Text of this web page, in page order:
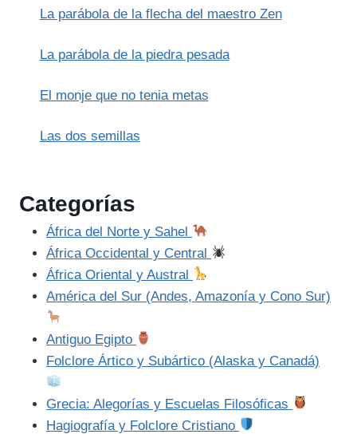
La parábola de la flecha del maestro Zen
La parábola de la piedra pesada
El monje que no tenia metas
Las dos semillas
Categorías
África del Norte y Sahel
África Occidental y Central
África Oriental y Austral
América del Sur (Andes, Amazonía y Cono Sur)
Antiguo Egipto
Folclore Ártico y Subártico (Alaska y Canadá)
Grecia: Alegorías y Escuelas Filosóficas
Hagiografía y Folclore Cristiano